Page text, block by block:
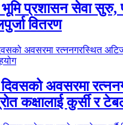
भूमि प्रशासन सेवा सुरु,
वितरण
दिवसको अवसरमा
कक्षालाई कुर्सी र